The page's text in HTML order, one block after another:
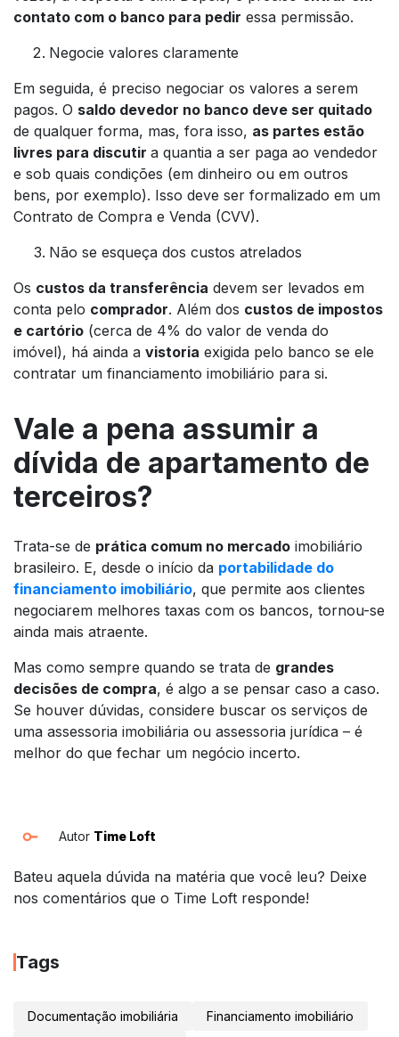
contato com o banco para pedir essa permissão.
Negocie valores claramente
Em seguida, é preciso negociar os valores a serem
pagos. O saldo devedor no banco deve ser quitado
de qualquer forma, mas, fora isso, as partes estão
livres para discutir a quantia a ser paga ao vendedor
e sob quais condições (em dinheiro ou em outros
bens, por exemplo). Isso deve ser formalizado em um
Contrato de Compra e Venda (CVV).
Não se esqueça dos custos atrelados
Os custos da transferência devem ser levados em
conta pelo comprador. Além dos custos de impostos
e cartório (cerca de 4% do valor de venda do
imóvel), há ainda a vistoria exigida pelo banco se ele
contratar um financiamento imobiliário para si.
Vale a pena assumir a
dívida de apartamento de
terceiros?
Trata-se de prática comum no mercado imobiliário
brasileiro. E, desde o início da portabilidade do
financiamento imobiliário, que permite aos clientes
negociarem melhores taxas com os bancos, tornou-se
ainda mais atraente.
Mas como sempre quando se trata de grandes
decisões de compra, é algo a se pensar caso a caso.
Se houver dúvidas, considere buscar os serviços de
uma assessoria imobiliária ou assessoria jurídica – é
melhor do que fechar um negócio incerto.
Autor Time Loft
Bateu aquela dúvida na matéria que você leu? Deixe
nos comentários que o Time Loft responde!
Tags
Documentação imobiliária
Financiamento imobiliário